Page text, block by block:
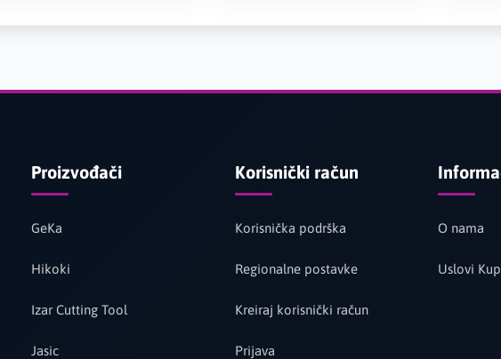
Proizvođači
GeKa
Hikoki
Izar Cutting Tool
Jasic
Korisnički račun
Korisnička podrška
Regionalne postavke
Kreiraj korisnički račun
Prijava
O nama
Uslovi